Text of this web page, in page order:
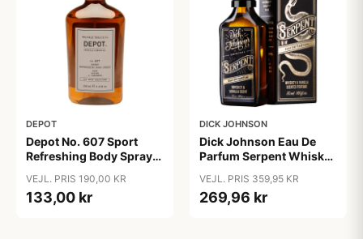
DEPOT
Depot No. 607 Sport
Refreshing Body Spray
VEJL. PRIS 190,00 KR
133,00 kr
DICK JOHNSON
Dick Johnson Eau De
Parfum Serpent Whiskey
VEJL. PRIS 359,95 KR
269,96 kr